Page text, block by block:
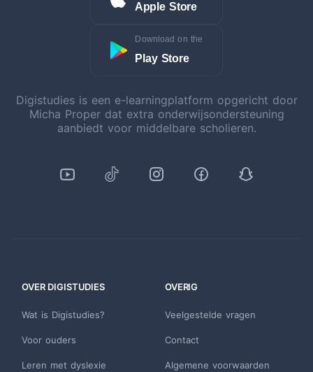
Apple Store
Download on the
Play Store
Digistudies is een e-learningplatform opgericht door
Micha Proper dat extra onderwijsondersteuning
aanbiedt voor middelbare scholieren.
OVER DIGISTUDIES
Wat is Digistudies?
Voor ouders
Leren met dyslexie
OVERIG
Veelgestelde vragen
Contact
Algemene voorwaarden